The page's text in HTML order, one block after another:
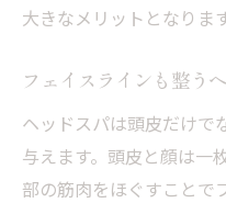
大きなメリットとなります
フェイスラインも整う
ヘッドスパは頭皮だけで
与えます。頭皮と顔は一
部の筋肉をほぐすことで